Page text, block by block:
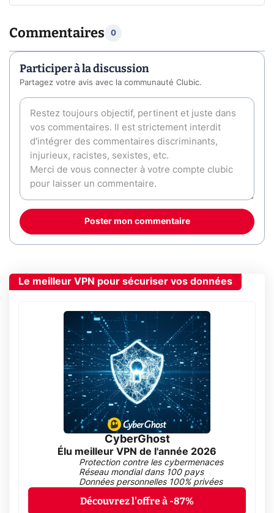
Commentaires 0
Participer à la discussion
Partagez votre avis avec la communauté Clubic.
Poster mon commentaire
Le meilleur VPN pour sécuriser vos données
CyberGhost
Élu meilleur VPN de l'année 2026
Protection contre les cybermenaces
Réseau mondial dans 100 pays
Données personnelles 100% privées
Découvrez l'offre à -87%